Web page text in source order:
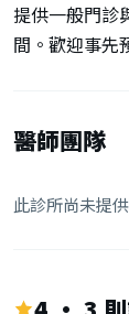
提供一般門診
間。歡迎事先
醫師團隊
此診所尚未提